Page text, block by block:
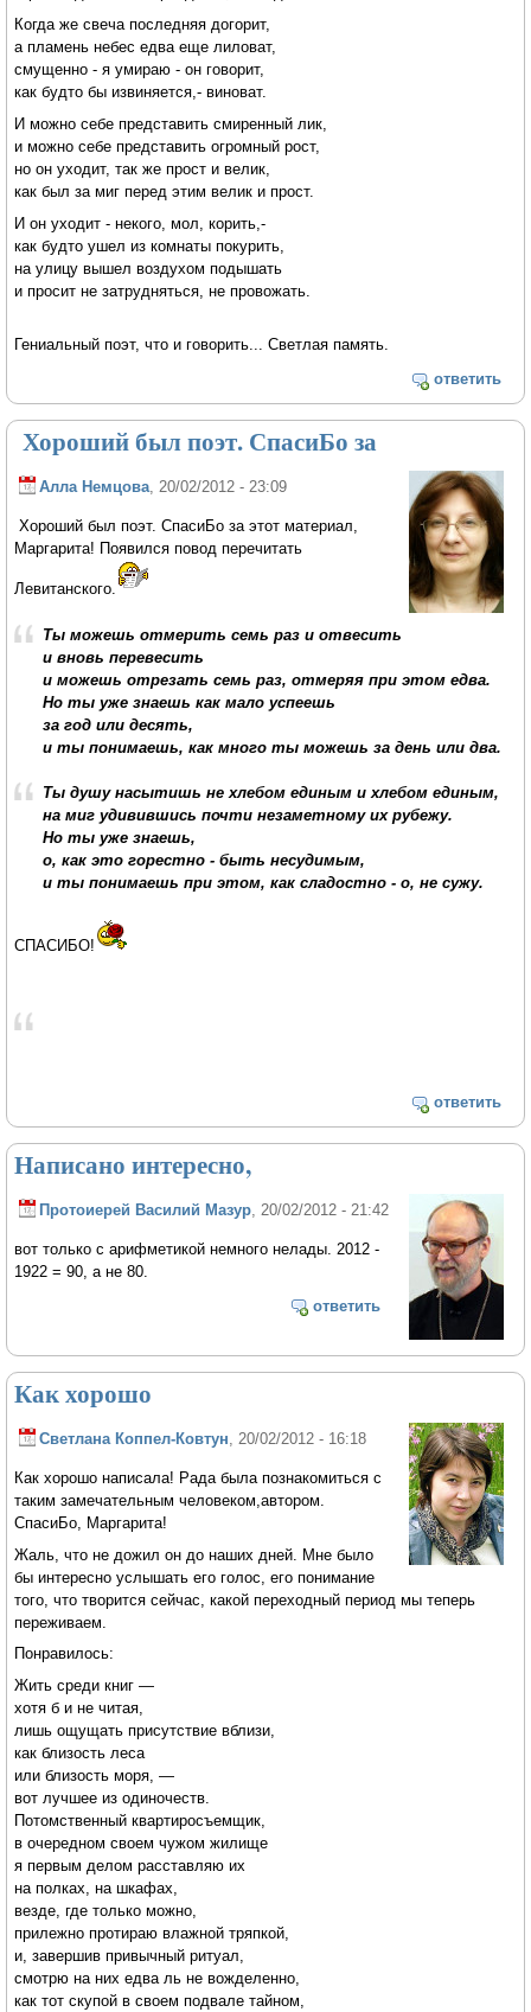
Когда же свеча последняя догорит,
а пламень небес едва еще лиловат,
смущенно - я умираю - он говорит,
как будто бы извиняется,- виноват.
И можно себе представить смиренный лик,
и можно себе представить огромный рост,
но он уходит, так же прост и велик,
как был за миг перед этим велик и прост.
И он уходит - некого, мол, корить,-
как будто ушел из комнаты покурить,
на улицу вышел воздухом подышать
и просит не затрудняться, не провожать.
Гениальный поэт, что и говорить... Светлая память.
ответить
Хороший был поэт. СпасиБо за
Алла Немцова, 20/02/2012 - 23:09
Хороший был поэт. СпасиБо за этот материал,
Маргарита! Появился повод перечитать
Левитанского.
Ты можешь отмерить семь раз и отвесить
и вновь перевесить
и можешь отрезать семь раз, отмеряя при этом едва.
Но ты уже знаешь как мало успеешь
за год или десять,
и ты понимаешь, как много ты можешь за день или два.
Ты душу насытишь не хлебом единым и хлебом единым,
на миг удивившись почти незаметному их рубежу.
Но ты уже знаешь,
о, как это горестно - быть несудимым,
и ты понимаешь при этом, как сладостно - о, не сужу.
СПАСИБО!
ответить
Написано интересно,
Протоиерей Василий Мазур, 20/02/2012 - 21:42
вот только с арифметикой немного нелады. 2012 -
1922 = 90, а не 80.
ответить
Как хорошо
Светлана Коппел-Ковтун , 20/02/2012 - 16:18
Как хорошо написала! Рада была познакомиться с
таким замечательным человеком,автором.
СпасиБо, Маргарита!
Жаль, что не дожил он до наших дней. Мне было
бы интересно услышать его голос, его понимание
того, что творится сейчас, какой переходный период мы теперь
переживаем.
Понравилось:
Жить среди книг —
хотя б и не читая,
лишь ощущать присутствие вблизи,
как близость леса
или близость моря, —
вот лучшее из одиночеств.
Потомственный квартиросъемщик,
в очередном своем чужом жилище
я первым делом расставляю их
на полках, на шкафах,
везде, где только можно,
прилежно протираю влажной тряпкой,
и, завершив привычный ритуал,
смотрю на них едва ль не вожделенно,
как тот скупой в своем подвале тайном,